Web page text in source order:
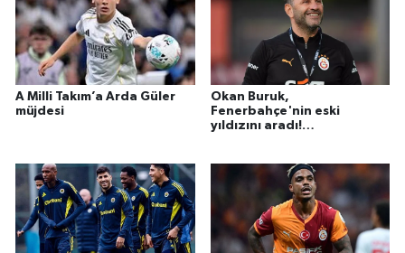
A Milli Takım’a Arda Güler
müjdesi
Okan Buruk,
Fenerbahçe'nin eski
yıldızını aradı!